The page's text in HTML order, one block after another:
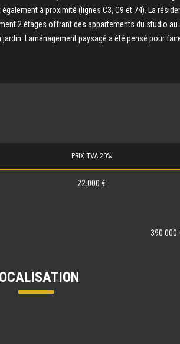
à proximité (lignes C3, C9 et 74). La
2 étages offrant des appartements du studio au
Laménagement paysagé a été pensé pour
PRIX TVA 20%
22.000 €
390 000